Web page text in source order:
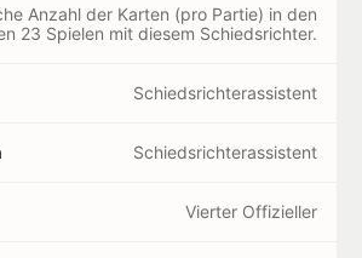
Anzahl der Karten (pro Partie) in den
23 Spielen mit diesem Schiedsrichter.
Schiedsrichterassistent
Schiedsrichterassistent
Vierter Offizieller